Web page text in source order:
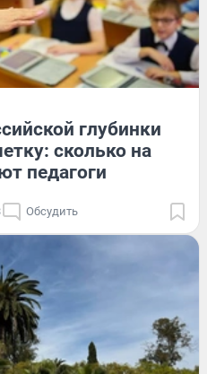
глубинки
сколько на
педагоги
Обсудить